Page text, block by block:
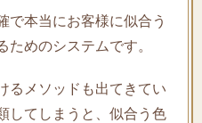
で本当にお客様に似合う
ためのシステムです。
るメソッドも出てきてい
してしまうと、似合う色